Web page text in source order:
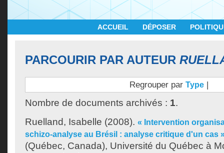
ACCUEIL DÉPOSER
PARCOURIR PAR AUTEUR
Regrouper par Type |
Nombre de documents archivés : 1.
Ruelland, Isabelle (2008). « Intervention
schizo-analyse au Brésil : analyse critique d'un cas
(Québec, Canada), Université du Québec à